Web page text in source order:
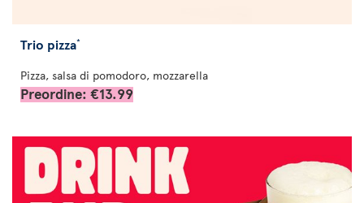
Trio pizza*
Pizza, salsa di pomodoro, mozzarella
Preordine: €13.99